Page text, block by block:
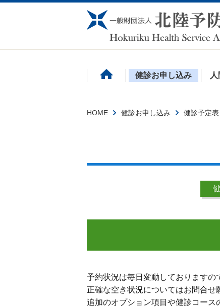
健診お申し込み
HOME 健診お申し込み 健診予定
予約状況は毎日変動しておりますの
正確な空き状況についてはお問合せ
追加のオプション項目や健診コース